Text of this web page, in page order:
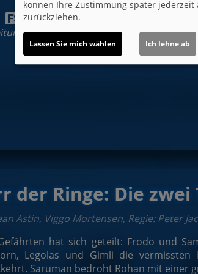
Mein erster
eines Erziehungsbeauftragten)
der Ringe: Die zwei
Astin, Viggo Mortensen, Regie: Peter
hat sich geteilt: Frodo und
Legolas und Gimli die vermissten
Saruman bedroht Rohan mit einer
können Ihre Zustimmung später jederzeit
zurückziehen.
Lassen Sie mich wählen Ich lehne ab